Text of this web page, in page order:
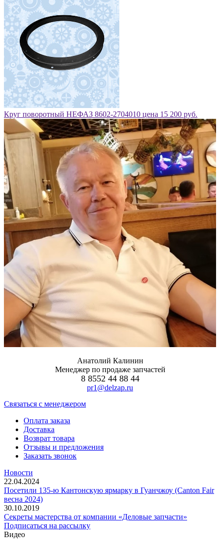
Круг поворотный НЕФАЗ 8602-2704010 цена 15 200 руб.
Анатолий Калинин
Менеджер по продаже запчастей
8 8552 44 88 44
pr1@delzap.ru
Cвязаться с менеджером
Оплата заказа
Доставка
Возврат товара
Отзывы и предложения
Заказать звонок
Новости
22.04.2024
Посетили 135-ю Кантонскую ярмарку в Гуанчжоу (Canton Fair
весна 2024)
30.10.2019
Секреты мастерства от компании «Деловые запчасти»
Подписаться на рассылку
Видео